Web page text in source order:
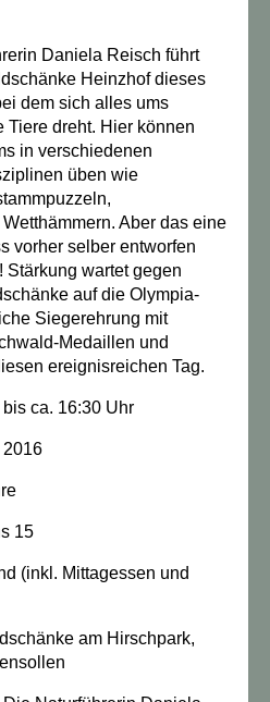
Daniela Reisch führt
Heinzhof dieses
dem sich alles ums
Tiere dreht. Hier können
in verschiedenen
üben wie
Aber das eine
vorher selber entworfen
Stärkung wartet gegen
auf die Olympia-
Siegerehrung mit
Medaillen und
ereignisreichen Tag.
ca. 16:30 Uhr
2016
15
(inkl. Mittagessen und
am Hirschpark,